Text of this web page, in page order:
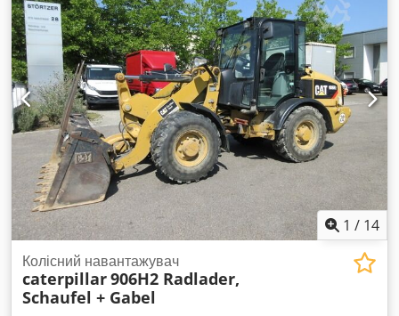
1 / 14
Колісний навантажувач
caterpillar906H2 Radlader,
Schaufel + Gabel